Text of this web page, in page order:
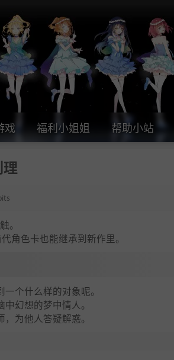
戏 福利小姐姐 帮助小站
。
角色卡也能继承到新作里。
个什么样的对象呢。
幻想的梦中情人。
为他人答疑解惑。